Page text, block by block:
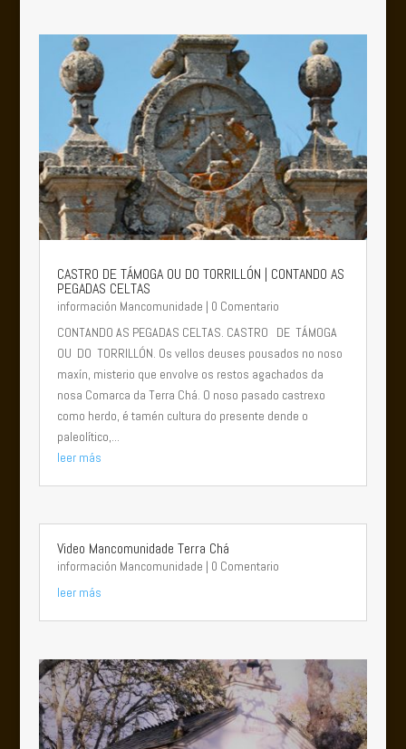
CASTRO DE TÁMOGA OU DO TORRILLÓN | CONTANDO AS
PEGADAS CELTAS
información Mancomunidade | 0 Comentario
CONTANDO AS PEGADAS CELTAS. CASTRO DE TÁMOGA
OU DO TORRILLÓN. Os vellos deuses pousados no noso
maxín, misterio que envolve os restos agachados da
nosa Comarca da Terra Chá. O noso pasado castrexo
como herdo, é tamén cultura do presente dende o
paleolítico,...
leer más
Video Mancomunidade Terra Chá
información Mancomunidade | 0 Comentario
leer más